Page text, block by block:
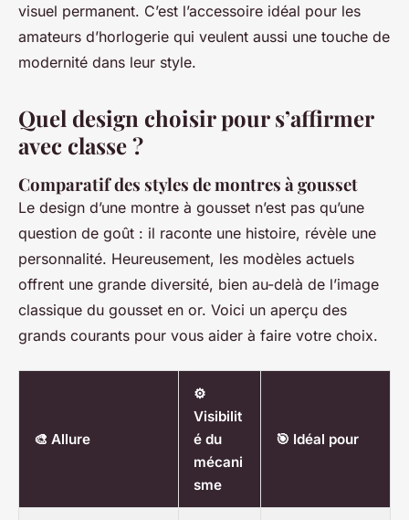
visuel permanent. C’est l’accessoire idéal pour les
amateurs d’horlogerie qui veulent aussi une touche de
modernité dans leur style.
Quel design choisir pour s’affirmer
avec classe ?
Comparatif des styles de montres à gousset
Le design d’une montre à gousset n’est pas qu’une
question de goût : il raconte une histoire, révèle une
personnalité. Heureusement, les modèles actuels
offrent une grande diversité, bien au-delà de l’image
classique du gousset en or. Voici un aperçu des
grands courants pour vous aider à faire votre choix.
🎨 Allure
⚙️
Visibilit
é du
mécani
sme
🎯 Idéal pour